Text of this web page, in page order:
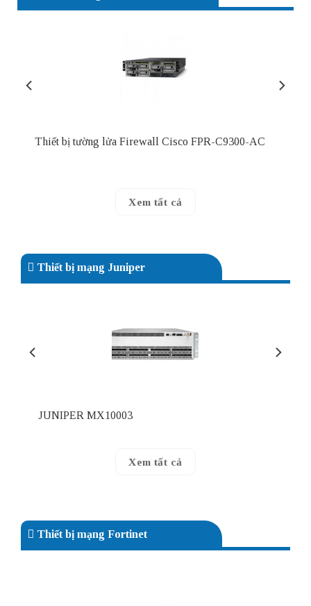
Thiết bị tường lửa Firewall Cisco FPR-C9300-AC
Xem tất cả
Thiết bị mạng Juniper
JUNIPER MX10003
Xem tất cả
Thiết bị mạng Fortinet